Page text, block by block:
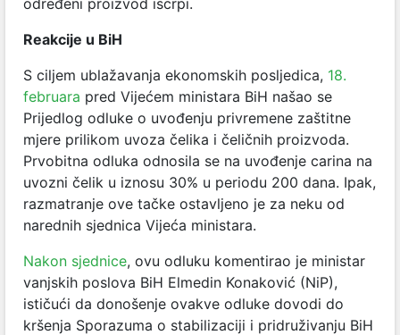
Reakcije u BiH
S ciljem ublažavanja ekonomskih posljedica, 18.
februara pred Vijećem ministara BiH našao se
Prijedlog odluke o uvođenju privremene zaštitne
mjere prilikom uvoza čelika i čeličnih proizvoda.
Prvobitna odluka odnosila se na uvođenje carina na
uvozni čelik u iznosu 30% u periodu 200 dana. Ipak,
razmatranje ove tačke ostavljeno je za neku od
narednih sjednica Vijeća ministara.
Nakon sjednice, ovu odluku komentirao je ministar
vanjskih poslova BiH Elmedin Konaković (NiP),
ističući da donošenje ovakve odluke dovodi do
kršenja Sporazuma o stabilizaciji i pridruživanju BiH